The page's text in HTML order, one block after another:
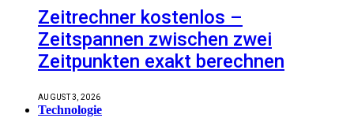
Zeitrechner kostenlos –
Zeitspannen zwischen zwei
Zeitpunkten exakt berechnen
AUGUST 3, 2026
Technologie